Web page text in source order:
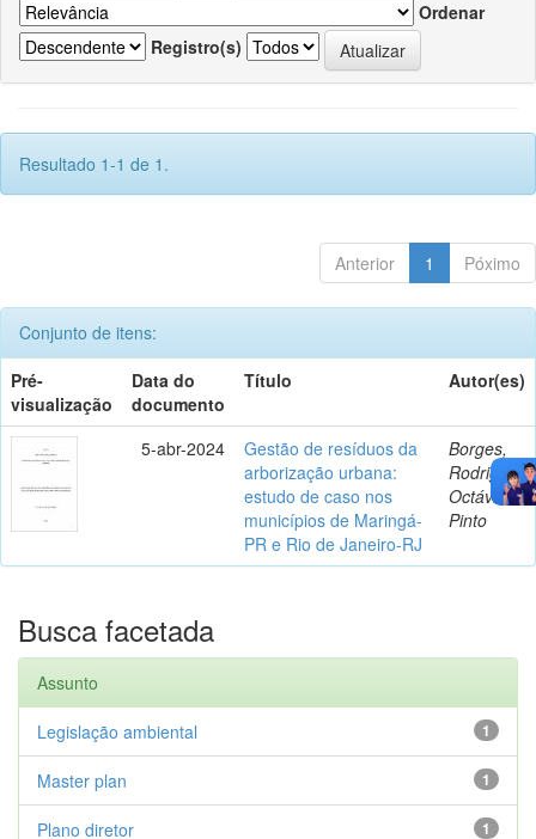
Ordenar
Registro(s)
Resultado 1-1 de 1.
Anterior 1 Póximo
Conjunto de itens:
Pré-
visualização
Data do
documento
Título Autor(es)
5-abr-2024
Gestão de resíduos da
arborização urbana:
estudo de caso nos
municípios de Maringá-
PR e Rio de Janeiro-RJ
Borges,
Rodrigo
Octávio
Pinto
Busca facetada
Assunto
1
Legislação ambiental
1
Master plan
1
Plano diretor